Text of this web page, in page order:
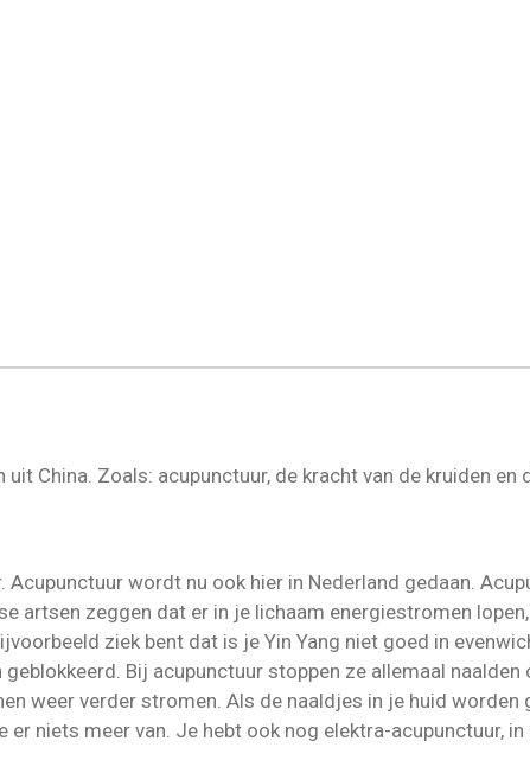
China. Zoals: acupunctuur, de kracht van de kruiden en
Acupunctuur wordt nu ook hier in Nederland gedaan.
artsen zeggen dat er in je lichaam energiestromen
ziek bent dat is je Yin Yang niet goed in
Bij acupunctuur stoppen ze allemaal naalden
weer verder stromen. Als de naaldjes in je huid worden
er niets meer van. Je hebt ook nog elektra-acupunctuur,